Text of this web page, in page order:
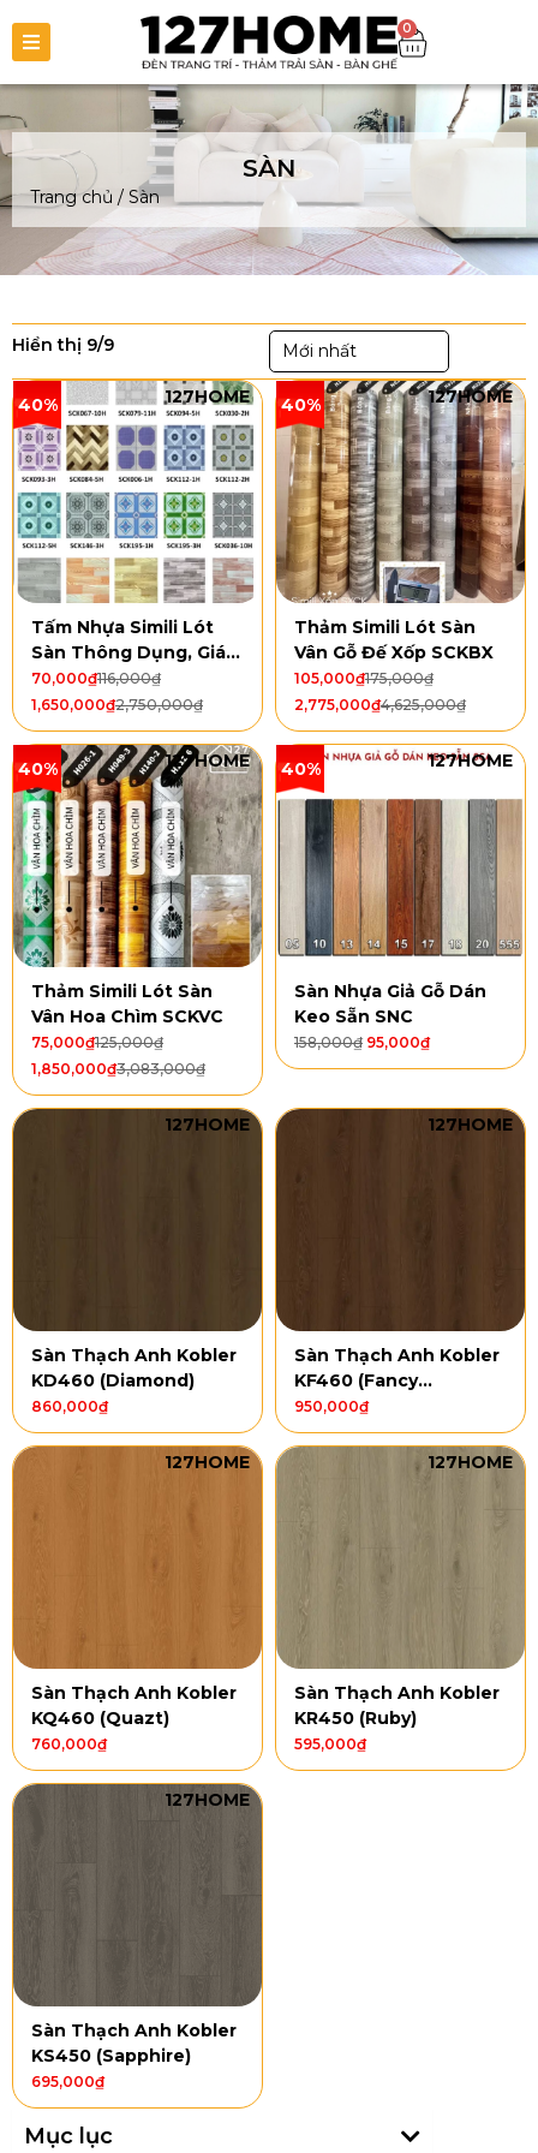
0
SÀN
Trang chủ / Sàn
Hiển thị 9/9 Mới nhất
40% 127HOME
Tấm Nhựa Simili Lót
Sàn Thông Dụng, Giá
Rẻ SCK116,000₫
70,000₫
2,750,000₫
1,650,000₫
40% 127HOME
Thảm Simili Lót Sàn
Vân Gỗ Đế Xốp SCKBX
175,000₫
105,000₫
4,625,000₫
2,775,000₫
40% 127HOME
Thảm Simili Lót Sàn
Vân Hoa Chìm SCKVC
125,000₫
75,000₫
3,083,000₫
1,850,000₫
40% 127HOME
Sàn Nhựa Giả Gỗ Dán
Keo Sẵn SNC
158,000₫ 95,000₫
127HOME
Sàn Thạch Anh Kobler
KD460 (Diamond)
860,000₫
127HOME
Sàn Thạch Anh Kobler
KF460 (Fancy
Diamond)
950,000₫
127HOME
Sàn Thạch Anh Kobler
KQ460 (Quazt)
760,000₫
127HOME
Sàn Thạch Anh Kobler
KR450 (Ruby)
595,000₫
127HOME
Sàn Thạch Anh Kobler
KS450 (Sapphire)
695,000₫
Mục lục